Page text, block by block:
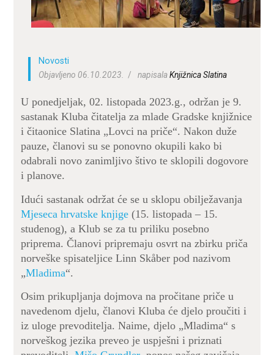
DOKUMENTI
Novosti
Objavljeno 06.10.2023.
napisalaKnjižnica Slatina
U ponedjeljak, 02. listopada 2023.g., održan je 9.
sastanak Kluba čitatelja za mlade Gradske knjižnice
i čitaonice Slatina „Lovci na priče“. Nakon duže
pauze, članovi su se ponovno okupili kako bi
odabrali novo zanimljivo štivo te sklopili dogovore
i planove.
Idući sastanak održat će se u sklopu obilježavanja
Mjeseca hrvatske knjige (15. listopada – 15.
studenog), a Klub se za tu priliku posebno
priprema. Članovi pripremaju osvrt na zbirku priča
norveške spisateljice Linn Skåber pod nazivom
„Mladima“.
Osim prikupljanja dojmova na pročitane priče u
navedenom djelu, članovi Kluba će djelo proučiti i
iz uloge prevoditelja. Naime, djelo „Mladima“ s
norveškog jezika preveo je uspješni i priznati